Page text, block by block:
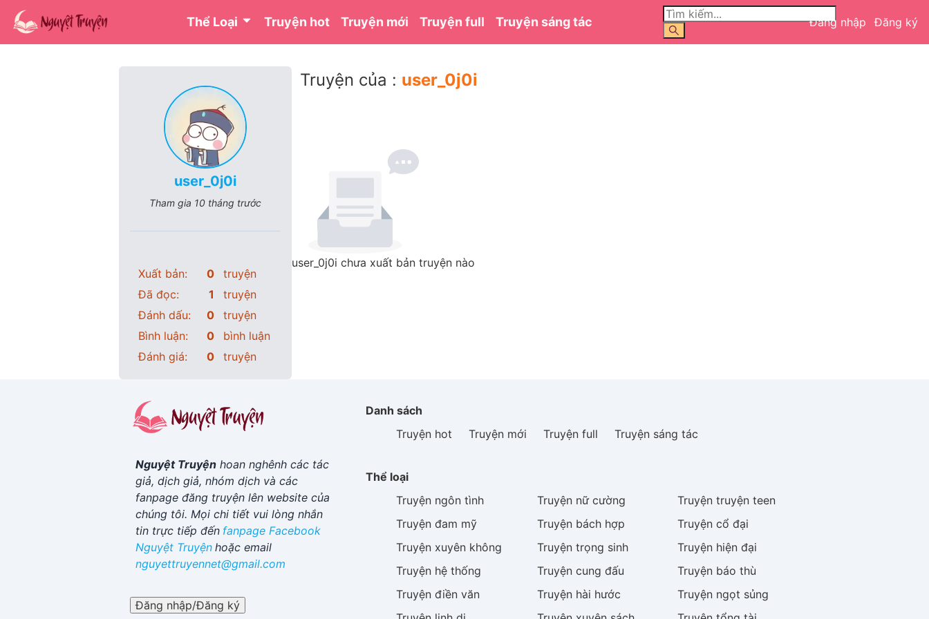
Thể Loại Truyện hot Truyện mới Truyện full Truyện sáng tác Đăng nhập Đăng ký
user_0j0i
Tham gia 10 tháng trước
Xuất bản: 0
truyện
Đã đọc:
1
truyện
Đánh dấu:
0
truyện
Bình luận:
0
bình luận
Đánh giá:
0 truyện
Truyện của : user_0j0i
user_0j0i chưa xuất bản truyện nào
Nguyệt Truyện hoan nghênh các tác
giả, dịch giả, nhóm dịch và các
fanpage đăng truyện lên website của
chúng tôi. Mọi chi tiết vui lòng nhắn
tin trực tiếp đến fanpage Facebook
Nguyệt Truyện hoặc email
nguyettruyennet@gmail.com
Đăng nhập/Đăng ký
Danh sách
Truyện hot
Truyện mới Truyện full Truyện sáng tác
Thể loại
Truyện ngôn tình Truyện nữ cường Truyệntruyện teen
Truyệnđam mỹ Truyện bách hợp Truyệncổ đại
Truyện xuyên không Truyện trọng sinh Truyện hiện đại
Truyện hệ thống Truyện cung đấu Truyện báo thù
Truyệnđiền văn Truyện hài hước Truyện ngọt sủng